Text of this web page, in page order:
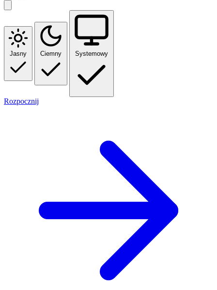
Jasny Ciemny Systemowy
Rozpocznij